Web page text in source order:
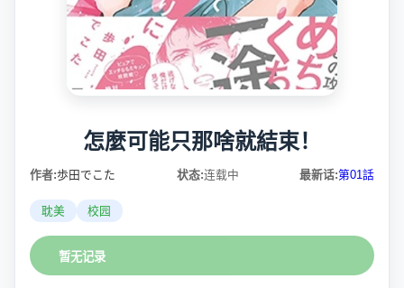
怎麼可能只那啥就結束！
作者:歩田でこた 状态:连载中 最新话:第01話
耽美 校园
暂无记录